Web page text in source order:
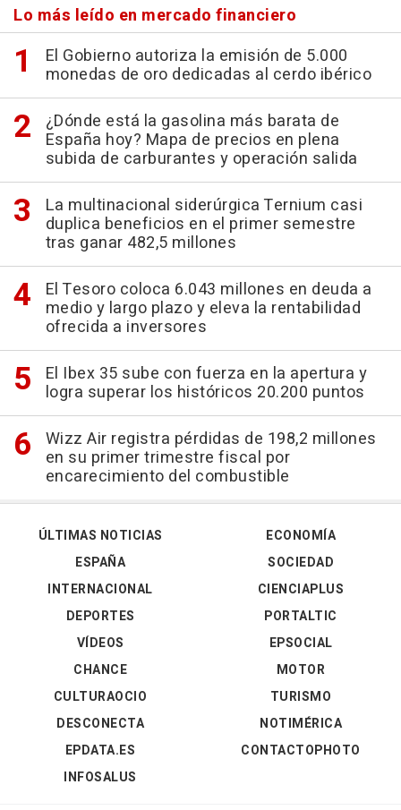
Lo más leído en mercado financiero
El Gobierno autoriza la emisión de 5.000
monedas de oro dedicadas al cerdo ibérico
¿Dónde está la gasolina más barata de
España hoy? Mapa de precios en plena
subida de carburantes y operación salida
La multinacional siderúrgica Ternium casi
duplica beneficios en el primer semestre
tras ganar 482,5 millones
El Tesoro coloca 6.043 millones en deuda a
medio y largo plazo y eleva la rentabilidad
ofrecida a inversores
El Ibex 35 sube con fuerza en la apertura y
logra superar los históricos 20.200 puntos
Wizz Air registra pérdidas de 198,2 millones
en su primer trimestre fiscal por
encarecimiento del combustible
ÚLTIMAS NOTICIAS
ESPAÑA
INTERNACIONAL
DEPORTES
VÍDEOS
ECONOMÍA
SOCIEDAD
CIENCIAPLUS
PORTALTIC
EPSOCIAL
CHANCE
CULTURAOCIO
DESCONECTA
EPDATA.ES
INFOSALUS
MOTOR
TURISMO
NOTIMÉRICA
CONTACTOPHOTO